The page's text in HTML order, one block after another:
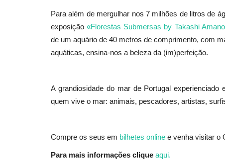
Para além de mergulhar nos 7 milhões de litros de
exposição«Florestas Submersas by Takashi
de um aquário de 40 metros de comprimento, com
aquáticas, ensina-nos a beleza da (im)perfeição.
A grandiosidade do mar de Portugal experienciado
quem vive o mar: animais, pescadores, artistas,
Compre os seus em bilhetes online e venha visitar o
Para mais informações clique aqui.